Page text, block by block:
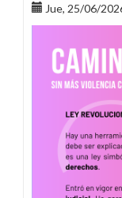
y
el
Jue, 25/06/